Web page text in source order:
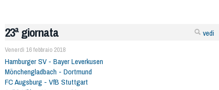
vedi
23ª giornata
Venerdì 16 febbraio 2018
Hamburger SV - Bayer Leverkusen
Mönchengladbach - Dortmund
FC Augsburg - VfB Stuttgart